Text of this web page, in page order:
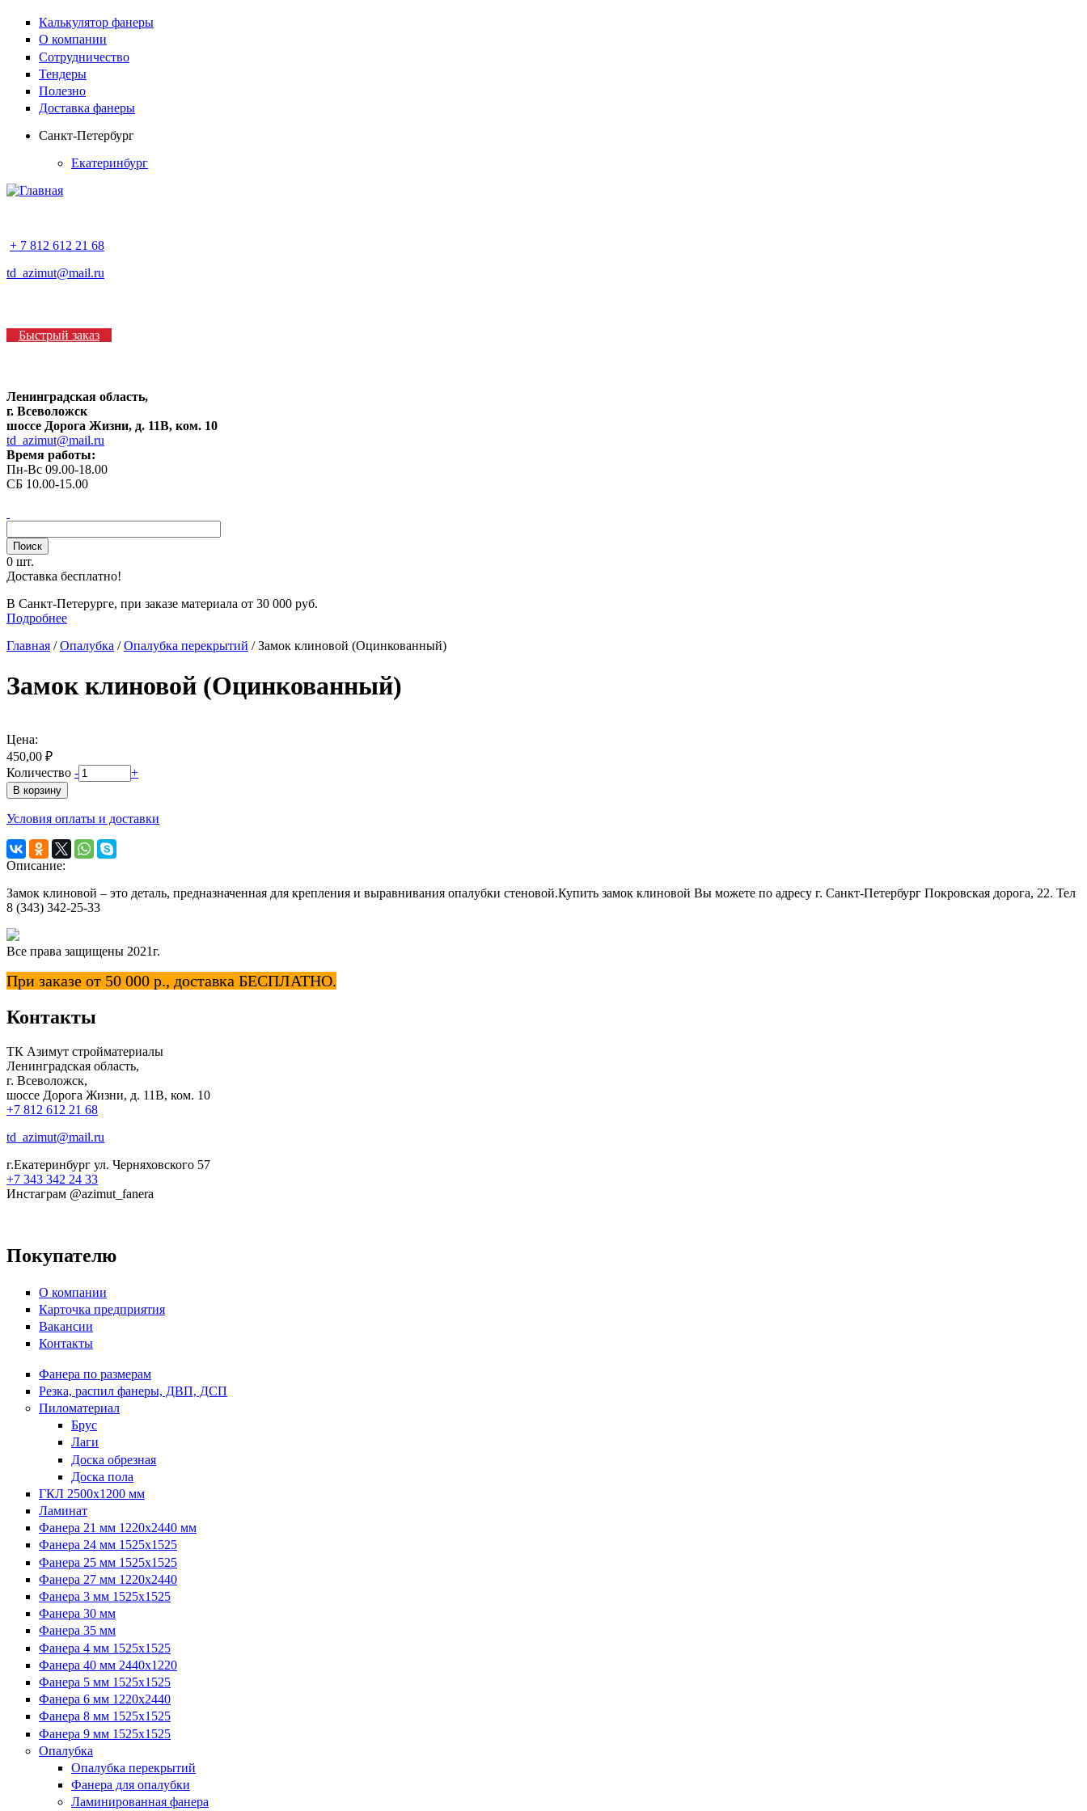
Калькулятор фанеры
О компании
Сотрудничество
Тендеры
Полезно
Доставка фанеры
Санкт-Петербург
Екатеринбург
+ 7 812 612 21 68
td_azimut@mail.ru
Быстрый заказ
Ленинградская область,
г. Всеволожск
шоссе Дорога Жизни, д. 11В, ком. 10
td_azimut@mail.ru
Время работы:
Пн-Вс 09.00-18.00
СБ 10.00-15.00
0 шт.
Доставка бесплатно!
В Санкт-Петерурге, при заказе материала от 30 000 руб.
Подробнее
Главная /Опалубка /Опалубка перекрытий /Замок клиновой (Оцинкованный)
Замок клиновой (Оцинкованный)
Цена:
450,00 ₽
Количество - +
Условия оплаты и доставки
Описание:
Замок клиновой – это деталь, предназначенная для крепления и выравнивания опалубки стеновой.Купить замок клиновой Вы можете по адресу г. Санкт-Петербург Покровская дорога, 22. Тел
8 (343) 342-25-33
Все права защищены 2021г.
При заказе от 50 000 р., доставка БЕСПЛАТНО.
Контакты
ТК Азимут стройматериалы
Ленинградская область,
г. Всеволожск,
шоссе Дорога Жизни, д. 11В, ком. 10
+7 812 612 21 68
td_azimut@mail.ru
г.Екатеринбург ул. Черняховского 57
+7 343 342 24 33
Инстаграм @azimut_fanera
Покупателю
О компании
Карточка предприятия
Вакансии
Контакты
Фанера по размерам
Резка, распил фанеры, ДВП, ДСП
Пиломатериал
Брус
Лаги
Доска обрезная
Доска пола
ГКЛ 2500х1200 мм
Ламинат
Фанера 21 мм 1220х2440 мм
Фанера 24 мм 1525х1525
Фанера 25 мм 1525х1525
Фанера 27 мм 1220х2440
Фанера 3 мм 1525х1525
Фанера 30 мм
Фанера 35 мм
Фанера 4 мм 1525х1525
Фанера 40 мм 2440х1220
Фанера 5 мм 1525х1525
Фанера 6 мм 1220х2440
Фанера 8 мм 1525х1525
Фанера 9 мм 1525х1525
Опалубка
Опалубка перекрытий
Фанера для опалубки
Ламинированная фанера